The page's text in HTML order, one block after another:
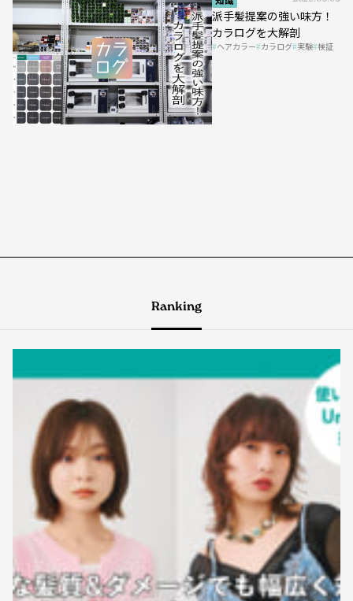
派手髪提案の強い味方！
カラログを大解剖
ヘアカラー カラログ 実験 検証
Ranking